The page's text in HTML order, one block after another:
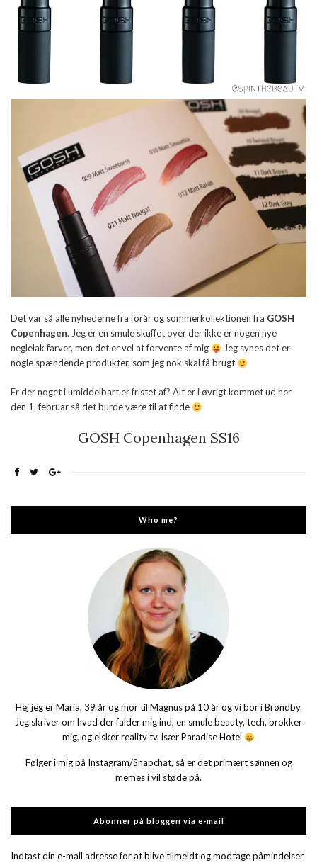
Det var så alle nyhederne fra forår og sommerkollektionen fra GOSH
Copenhagen. Jeg er en smule skuffet over der ikke er nogen nye
neglelak farver, men det er vel at forvente af mig
Jeg synes det er
nogle spændende produkter, som jeg nok skal få brugt
Er der noget i umiddelbart er fristet af? Alt er i øvrigt kommet ud her
den 1. februar så det burde være til at finde
GOSH Copenhagen SS16
Who me?
Hej jeg er Maria, 39 år og mor til Magnus på 10 år og vi bor i Brøndby.
Jeg skriver om hvad der falder mig ind, en smule beauty, tech, brokker
mig, og elsker reality tv, især Paradise Hotel
Følger i mig på Instagram/Snapchat, så er det primært sønnen og
memes i vil støde på.
Abonner på bloggen via e-mail
Indtast din e-mail adresse for at blive tilmeldt og modtage påmindelser